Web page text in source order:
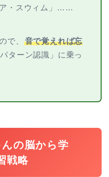
・スウィム」……
で、
音で覚えれば忘
ターン認識」に乗っ
の脳から学
戦略